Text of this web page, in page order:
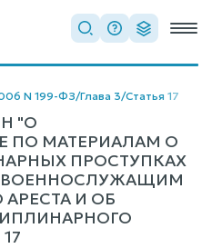
N 199-ФЗ/Глава 3/Статья 17
"О
ПО МАТЕРИАЛАМ О
ПРОСТУПКАХ
ВОЕННОСЛУЖАЩИМ
И ОБ